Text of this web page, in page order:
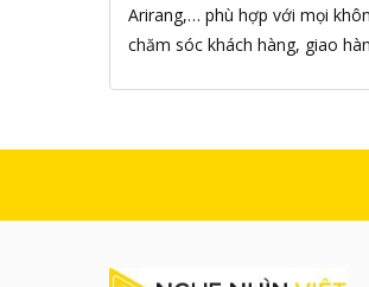
AMPED WIRELESS
Ampere Creations
AMY
Android
Android Theater Streaming
Android TIVI BOX
Arirang,… phù hợp với mọi
chăm sóc khách hàng, giao